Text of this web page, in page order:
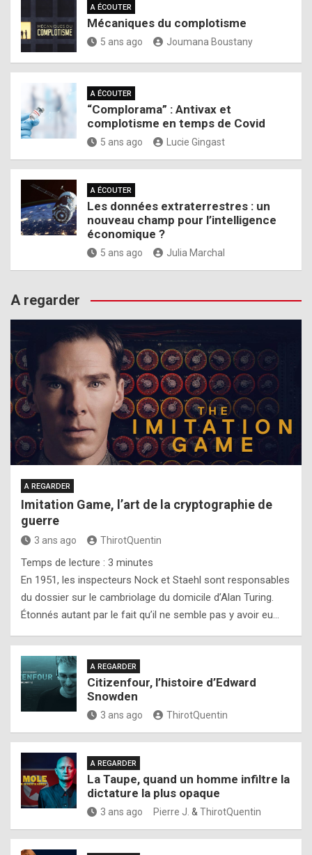
A ÉCOUTER
Mécaniques du complotisme
5 ans ago Joumana Boustany
A ÉCOUTER
“Complorama” : Antivax et
complotisme en temps de Covid
5 ans ago Lucie Gingast
A ÉCOUTER
Les données extraterrestres : un
nouveau champ pour l’intelligence
économique ?
5 ans ago Julia Marchal
A regarder
A REGARDER
Imitation Game, l’art de la cryptographie de
guerre
3 ans ago ThirotQuentin
Temps de lecture : 3 minutes
En 1951, les inspecteurs Nock et Staehl sont responsables
du dossier sur le cambriolage du domicile d’Alan Turing.
Étonnés autant par le fait qu’il ne semble pas y avoir eu…
A REGARDER
Citizenfour, l’histoire d’Edward
Snowden
3 ans ago ThirotQuentin
A REGARDER
La Taupe, quand un homme infiltre la
dictature la plus opaque
3 ans ago Pierre J. & ThirotQuentin